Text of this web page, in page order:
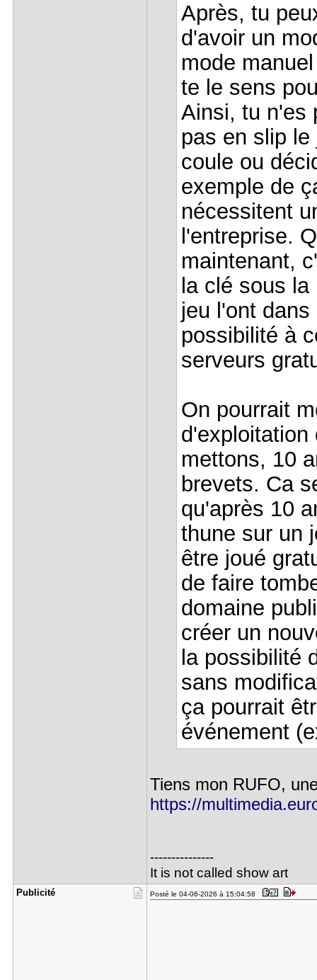
Après, tu
d'avoir un
mode
te le sens
Ainsi, tu n'es
pas en slip
coule ou
exemple de
nécessitent
l'entreprise.
maintenant,
la clé sous
jeu l'ont
possibilité à
serveurs
On pourrait
d'exploitation
mettons, 10
brevets. Ca
qu'après 10
thune sur un
être joué
de faire
domaine
créer un
la possibilité
sans
ça pourrait
événement
Tiens mon RUFO,
https://
---------------
It is not called show art
Publicité Posté le 04-06-2026 à 15:04:58